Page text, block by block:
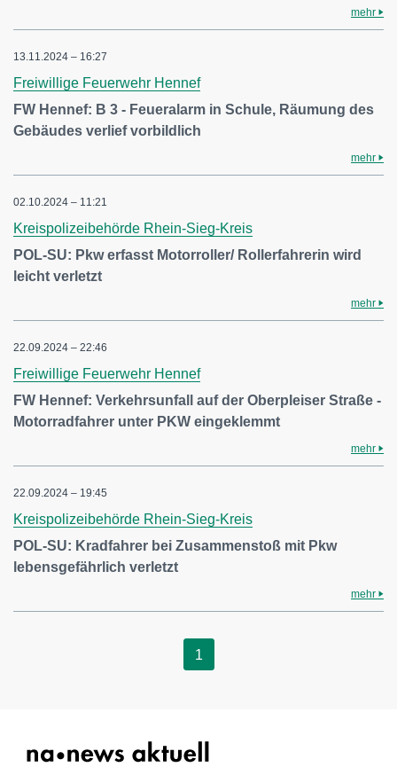
mehr
13.11.2024 – 16:27
Freiwillige Feuerwehr Hennef
FW Hennef: B 3 - Feueralarm in Schule, Räumung des
Gebäudes verlief vorbildlich
mehr
02.10.2024 – 11:21
Kreispolizeibehörde Rhein-Sieg-Kreis
POL-SU: Pkw erfasst Motorroller/ Rollerfahrerin wird
leicht verletzt
mehr
22.09.2024 – 22:46
Freiwillige Feuerwehr Hennef
FW Hennef: Verkehrsunfall auf der Oberpleiser Straße -
Motorradfahrer unter PKW eingeklemmt
mehr
22.09.2024 – 19:45
Kreispolizeibehörde Rhein-Sieg-Kreis
POL-SU: Kradfahrer bei Zusammenstoß mit Pkw
lebensgefährlich verletzt
mehr
1